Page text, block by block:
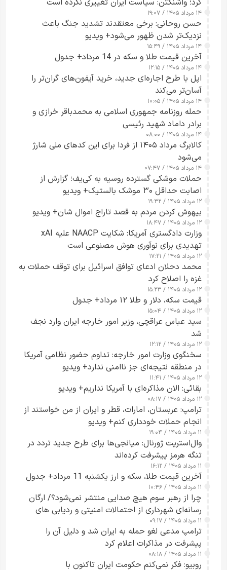
کرد؛ واشنگتن: سیاست ایران تغییری نکرده است
۱۴ مرداد ۱۴۰۵ / ۱۹:۰۷
حسن روحانی: برخی معتقدند تشدید جنگ باعث
نزدیک‌تر شدن ظهور می‌شود+ ویدیو
۱۴ مرداد ۱۴۰۵ / ۱۵:۴۹
آخرین قیمت طلا و سکه در 14 مرداد+ جدول
۱۴ مرداد ۱۴۰۵ / ۱۲:۱۵
اپل با طرح اجاره‌ای جدید، خرید آیفون‌های گران‌تر را
آسان‌تر می‌کند
۱۴ مرداد ۱۴۰۵ / ۱۰:۰۵
حمله روزنامه جمهوری اسلامی به محمدباقر خرازی و
برادر داماد شهید رئیسی
۱۴ مرداد ۱۴۰۵ / ۰۸:۰۰
کالابرگ مرداد ۱۴۰۵ از فردا برای این کدهای ملی شارژ
می‌شود
۱۴ مرداد ۱۴۰۵ / ۰۷:۴۷
حملات موشکی گسترده روسیه به کی‌یف؛ گزارش از
اصابت حداقل ۳۰ موشک بالستیک+ ویدیو
۱۲ مرداد ۱۴۰۵ / ۱۹:۳۲
بیهوش کردن مردم به قصد تاراج اموال شان+ ویدیو
۱۲ مرداد ۱۴۰۵ / ۱۸:۴۷
وزارت دادگستری آمریکا: شکایت NAACP علیه xAI
تهدیدی برای نوآوری هوش مصنوعی است
۱۲ مرداد ۱۴۰۵ / ۱۷:۲۱
محمد دحلان ادعای توافق اسرائیل برای توقف حملات به
غزه را اصلاح کرد
۱۲ مرداد ۱۴۰۵ / ۱۵:۲۳
قیمت سکه، دلار و طلا ۱۲ مرداد+ جدول
۱۲ مرداد ۱۴۰۵ / ۱۵:۰۴
سید عباس عراقچی، وزیر امور خارجه ایران وارد نجف
شد
۱۲ مرداد ۱۴۰۵ / ۱۲:۱۲
سخنگوی وزارت امور خارجه: تداوم حضور نظامی آمریکا
در منطقه نتیجه‌ای جز ناامنی ندارد+ ویدیو
۱۲ مرداد ۱۴۰۵ / ۱۱:۴۱
بقائی: الان مذاکره‌ای با آمریکا نداریم+ ویدیو
۱۲ مرداد ۱۴۰۵ / ۰۸:۱۷
ترامپ: عربستان، امارات، قطر و ایران از من خواستند از
انجام حملات خودداری کنم+ ویدیو
۱۱ مرداد ۱۴۰۵ / ۱۹:۰۴
وال‌استریت ژورنال: میانجی‌ها برای طرح جدید تردد در
تنگه هرمز پیشرفت کرده‌اند
۱۱ مرداد ۱۴۰۵ / ۱۶:۱۲
آخرین قیمت طلا، سکه و ارز یکشنبه 11 مرداد+ جدول
۱۱ مرداد ۱۴۰۵ / ۱۰:۴۶
چرا از رهبر سوم هیچ صدایی منتشر نمی‌شود؟/ ارگان
رسانه‌ای شهرداری از احتمالات امنیتی و ردیابی های
جاسوسی گفت
۱۱ مرداد ۱۴۰۵ / ۰۹:۱۷
ترامپ مدعی لغو حمله به ایران شد و دلیل آن را
پیشرفت در مذاکرات اعلام کرد
۱۱ مرداد ۱۴۰۵ / ۰۸:۱۸
روبیو: فکر نمی‌کنم حکومت ایران تاکنون با